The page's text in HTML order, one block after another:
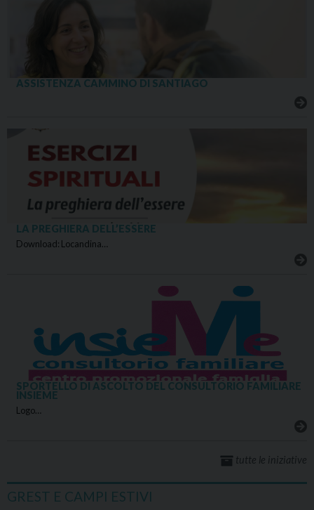
ASSISTENZA CAMMINO DI SANTIAGO
LA PREGHIERA DELL’ESSERE
Download: Locandina…
SPORTELLO DI ASCOLTO DEL CONSULTORIO FAMILIARE
INSIEME
Logo…
tutte le iniziative
GREST E CAMPI ESTIVI